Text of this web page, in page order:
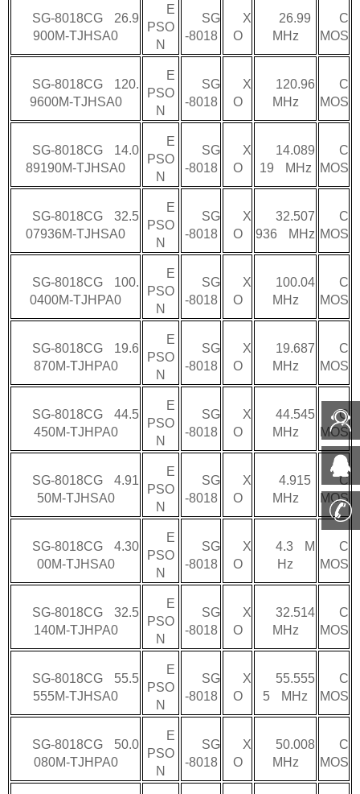
SG-8018CG 26.9
900M-TJHSA0
E
PSO
N
SG
-8018
X
O
26.99
MHz
C
MOS
SG-8018CG 120.
9600M-TJHSA0
E
PSO
N
SG
-8018
X
O
120.96
MHz
C
MOS
SG-8018CG 14.0
89190M-TJHSA0
E
PSO
N
SG
-8018
X
O
14.089
19 MHz
C
MOS
SG-8018CG 32.5
07936M-TJHSA0
E
PSO
N
SG
-8018
X
O
32.507
936 MHz
C
MOS
SG-8018CG 100.
0400M-TJHPA0
E
PSO
N
SG
-8018
X
O
100.04
MHz
C
MOS
SG-8018CG 19.6
870M-TJHPA0
E
PSO
N
SG
-8018
X
O
19.687
MHz
C
MOS
SG-8018CG 44.5
450M-TJHPA0
E
PSO
N
SG
-8018
X
O
44.545
MHz
C
MOS
SG-8018CG 4.91
50M-TJHSA0
E
PSO
N
SG
-8018
X
O
4.915
MHz
C
MOS
SG-8018CG 4.30
00M-TJHSA0
E
PSO
N
SG
-8018
X
O
4.3 M
Hz
C
MOS
SG-8018CG 32.5
140M-TJHPA0
E
PSO
N
SG
-8018
X
O
32.514
MHz
C
MOS
SG-8018CG 55.5
555M-TJHSA0
E
PSO
N
SG
-8018
X
O
55.555
5 MHz
C
MOS
SG-8018CG 50.0
080M-TJHPA0
E
PSO
N
SG
-8018
X
O
50.008
MHz
C
MOS